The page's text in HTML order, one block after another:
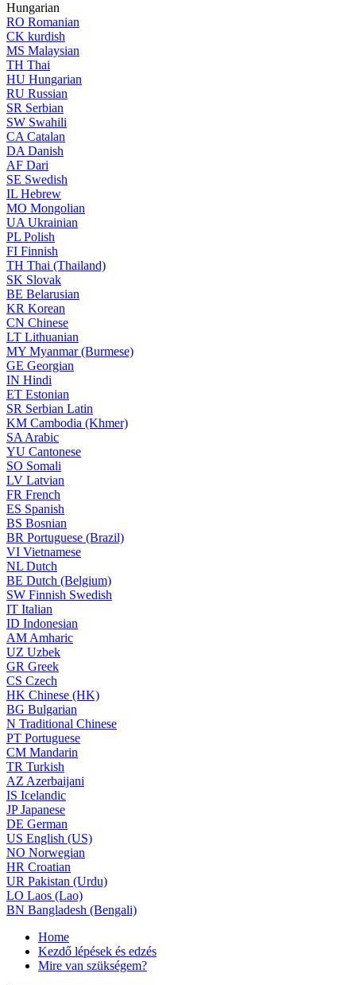
Hungarian
RO Romanian
CK kurdish
MS Malaysian
TH Thai
HU Hungarian
RU Russian
SR Serbian
SW Swahili
CA Catalan
DA Danish
AF Dari
SE Swedish
IL Hebrew
MO Mongolian
UA Ukrainian
PL Polish
FI Finnish
TH Thai (Thailand)
SK Slovak
BE Belarusian
KR Korean
CN Chinese
LT Lithuanian
MY Myanmar (Burmese)
GE Georgian
IN Hindi
ET Estonian
SR Serbian Latin
KM Cambodia (Khmer)
SA Arabic
YU Cantonese
SO Somali
LV Latvian
FR French
ES Spanish
BS Bosnian
BR Portuguese (Brazil)
VI Vietnamese
NL Dutch
BE Dutch (Belgium)
SW Finnish Swedish
IT Italian
ID Indonesian
AM Amharic
UZ Uzbek
GR Greek
CS Czech
HK Chinese (HK)
BG Bulgarian
N Traditional Chinese
PT Portuguese
CM Mandarin
TR Turkish
AZ Azerbaijani
IS Icelandic
JPJapanese
DE German
US English (US)
NO Norwegian
HR Croatian
UR Pakistan (Urdu)
LO Laos (Lao)
BN Bangladesh (Bengali)
Home
Kezdő lépések és edzés
Mire van szükségem?